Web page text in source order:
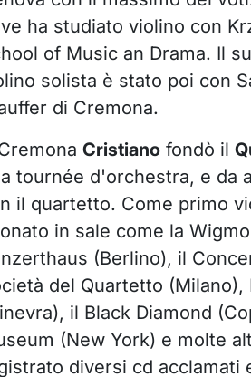
ha studiato violino con
of Music an Drama. Il
solista è stato poi con
di Cremona.
Cristianofondò il
tournée d'orchestra, e da
il quartetto. Come primo
in sale come la
(Berlino), il
del Quartetto
il Black Diamond
(New York) e molte
diversi cd acclamati